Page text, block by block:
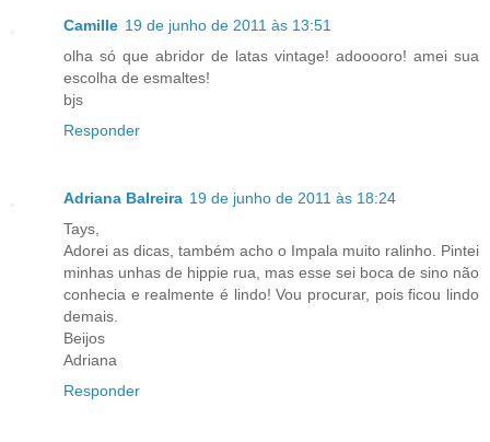
Camille 19 de junho de 2011 às 13:51
olha só que abridor de latas vintage! adooooro! amei sua
escolha de esmaltes!
bjs
Responder
Adriana Balreira 19 de junho de 2011 às 18:24
Tays,
Adorei as dicas, também acho o Impala muito ralinho. Pintei
minhas unhas de hippie rua, mas esse sei boca de sino não
conhecia e realmente é lindo! Vou procurar, pois ficou lindo
demais.
Beijos
Adriana
Responder